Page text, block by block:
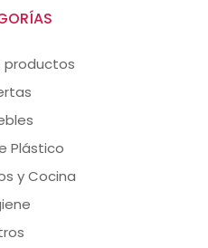
productos
Plástico
y Cocina